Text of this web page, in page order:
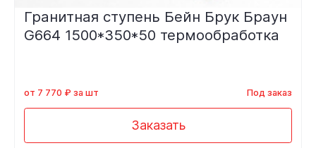
Гранитная ступень Бейн Брук Браун
G664 1500*350*50 термообработка
от 7 770 ₽ за шт Под заказ
Заказать